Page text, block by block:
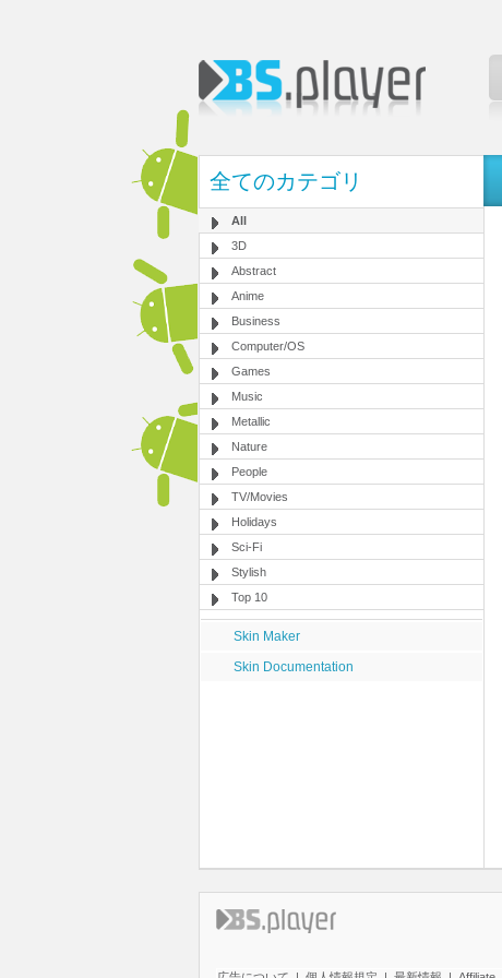
全てのカテゴリ
All
3D
Abstract
Anime
Business
Computer/OS
Games
Music
Metallic
Nature
People
TV/Movies
Holidays
Sci-Fi
Stylish
Top 10
Skin Maker
Skin Documentation